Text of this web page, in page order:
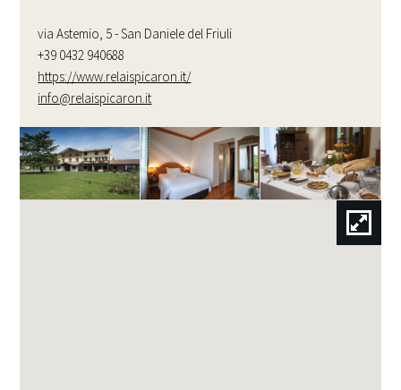
via Astemio, 5 - San Daniele del Friuli
+39 0432 940688
https://www.relaispicaron.it/
info@relaispicaron.it